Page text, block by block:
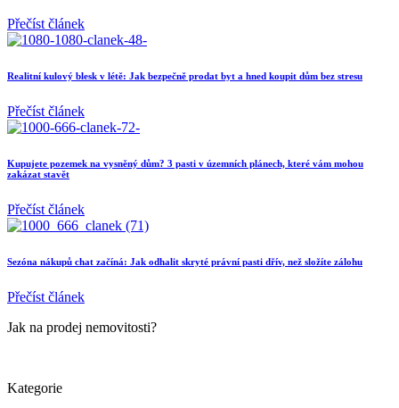
Přečíst článek
Realitní kulový blesk v létě: Jak bezpečně prodat byt a hned koupit dům bez stresu
Přečíst článek
Kupujete pozemek na vysněný dům? 3 pasti v územních plánech, které vám mohou
zakázat stavět
Přečíst článek
Sezóna nákupů chat začíná: Jak odhalit skryté právní pasti dřív, než složíte zálohu
Přečíst článek
Jak na prodej nemovitosti?
Kategorie